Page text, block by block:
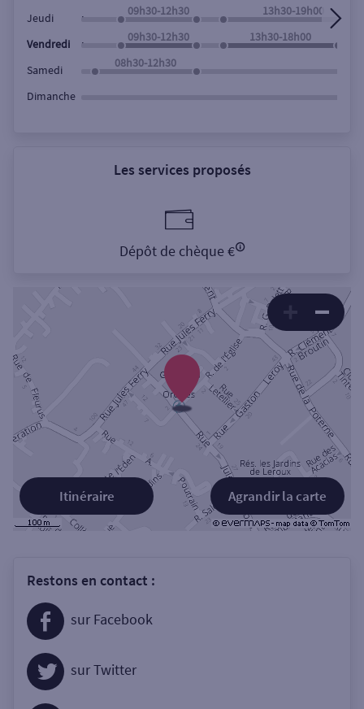
Jeudi
09h30-12h30
, 13h30-19h00
Vendredi
09h30-12h30
, 13h30-18h00
Samedi
08h30-12h30
Dimanche
Les services proposés
Dépôt de chèque €
Agrandir la carte
Itinéraire
Restons en contact :
sur Facebook
sur Twitter